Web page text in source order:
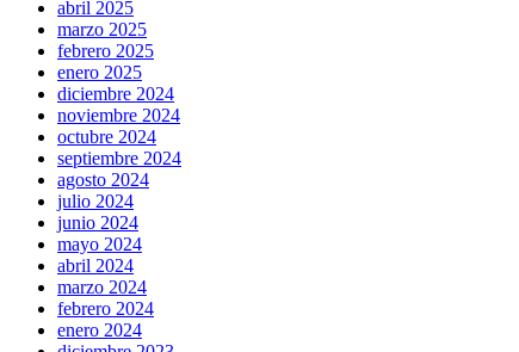
abril 2025
marzo 2025
febrero 2025
enero 2025
diciembre 2024
noviembre 2024
octubre 2024
septiembre 2024
agosto 2024
julio 2024
junio 2024
mayo 2024
abril 2024
marzo 2024
febrero 2024
enero 2024